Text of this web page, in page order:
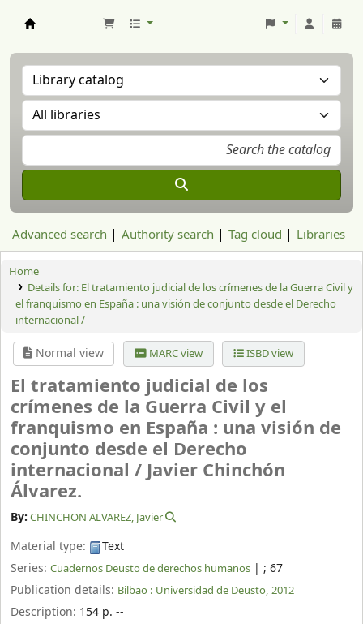
Advanced search Authority search Tag cloud Libraries
Home
Details for: El tratamiento judicial de los crímenes de la Guerra Civil y
el franquismo en España : una visión de conjunto desde el Derecho
internacional /
Normal view MARC view ISBD view
El tratamiento judicial de los
crímenes de la Guerra Civil y el
franquismo en España : una visión de
conjunto desde el Derecho
internacional / Javier Chinchón
Álvarez.
By: CHINCHON ALVAREZ, Javier
Material type:
Text
Series: Cuadernos Deusto de derechos humanos | ; 67
Publication details: Bilbao : Universidad de Deusto, 2012
Description: 154 p. --